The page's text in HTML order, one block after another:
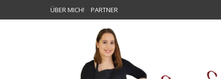
ÜBER MICH! PARTNER